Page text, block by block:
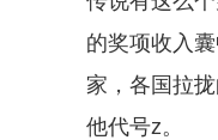
的奖项收入
家，各国拉
他代号z。